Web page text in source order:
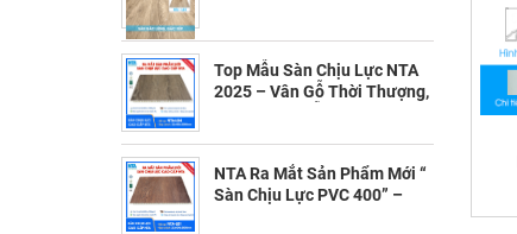
Top Mẫu Sàn Chịu Lực NTA
2025 – Vân Gỗ Thời Thượng,
NTA Ra Mắt Sản Phẩm Mới “
Sàn Chịu Lực PVC 400” –